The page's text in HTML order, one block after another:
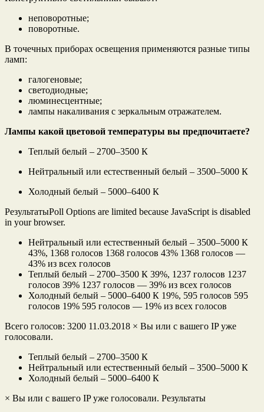
неповоротные;
поворотные.
В точечных приборах освещения применяются разные типы
ламп:
галогеновые;
светодиодные;
люминесцентные;
лампы накаливания с зеркальным отражателем.
Лампы какой цветовой температуры вы предпочитаете?
Теплый белый – 2700–3500 К
Нейтральный или естественный белый – 3500–5000 К
Холодный белый – 5000–6400 К
РезультатыPoll Options are limited because JavaScript is disabled
in your browser.
Нейтральный или естественный белый – 3500–5000 К
43%, 1368 голосов 1368 голосов 43% 1368 голосов —
43% из всех голосов
Теплый белый – 2700–3500 К 39%, 1237 голосов 1237
голосов 39% 1237 голосов — 39% из всех голосов
Холодный белый – 5000–6400 К 19%, 595 голосов 595
голосов 19% 595 голосов — 19% из всех голосов
Всего голосов: 3200 11.03.2018 × Вы или с вашего IP уже
голосовали.
Теплый белый – 2700–3500 К
Нейтральный или естественный белый – 3500–5000 К
Холодный белый – 5000–6400 К
× Вы или с вашего IP уже голосовали. Результаты